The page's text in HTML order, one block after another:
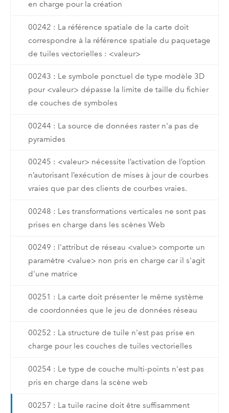
en charge pour la création
00242 : La référence spatiale de la carte doit
correspondre à la référence spatiale du paquetage
de tuiles vectorielles : <valeur>
00243 : Le symbole ponctuel de type modèle 3D
pour <valeur> dépasse la limite de taille du fichier
de couches de symboles
00244 : La source de données raster n'a pas de
pyramides
00245 : <valeur> nécessite l’activation de l’option
n’autorisant l’exécution de mises à jour de courbes
vraies que par des clients de courbes vraies.
00248 : Les transformations verticales ne sont pas
prises en charge dans les scènes Web
00249 : l'attribut de réseau <value> comporte un
paramètre <value> non pris en charge car il s'agit
d'une matrice
00251 : La carte doit présenter le même système
de coordonnées que le jeu de données réseau
00252 : La structure de tuile n'est pas prise en
charge pour les couches de tuiles vectorielles
00254 : Le type de couche multi-points n'est pas
pris en charge dans la scène web
00257 : La tuile racine doit être suffisamment